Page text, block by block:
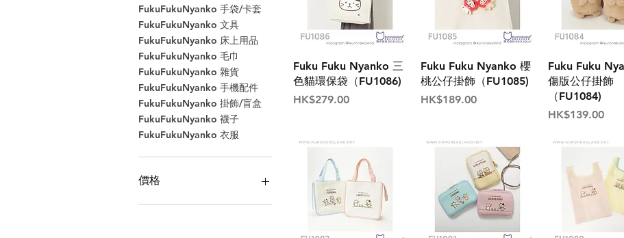
FukuFukuNyanko 手袋/卡套
FukuFukuNyanko 文具
FukuFukuNyanko 床上用品
FukuFukuNyanko 毛巾
FukuFukuNyanko 雜貨
FukuFukuNyanko 手機配件
FukuFukuNyanko 掛飾/盲盒
FukuFukuNyanko 襪子
FukuFukuNyanko 衣服
價格
Fuku Fuku Nyanko 三
色貓環保袋（FU1086)
價格
HK$279.00
Fuku Fuku Nyanko 櫻
桃公仔掛飾（FU1085)
價格
HK$189.00
Fuku Fuku
傷版公仔掛飾
（FU1084)
價格
HK$139.00